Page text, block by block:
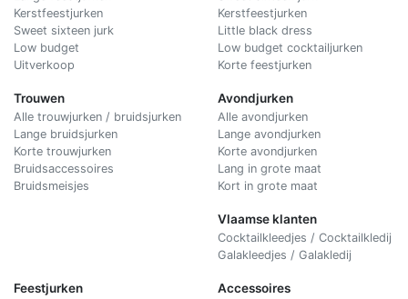
Kerstfeestjurken
Sweet sixteen jurk
Low budget
Uitverkoop
Trouwen
Alle trouwjurken / bruidsjurken
Lange bruidsjurken
Korte trouwjurken
Bruidsaccessoires
Bruidsmeisjes
Kerstfeestjurken
Little black dress
Low budget cocktailjurken
Korte feestjurken
Avondjurken
Alle avondjurken
Lange avondjurken
Korte avondjurken
Lang in grote maat
Kort in grote maat
Vlaamse klanten
Cocktailkleedjes / Cocktailkledij
Galakleedjes / Galakledij
Feestjurken Accessoires